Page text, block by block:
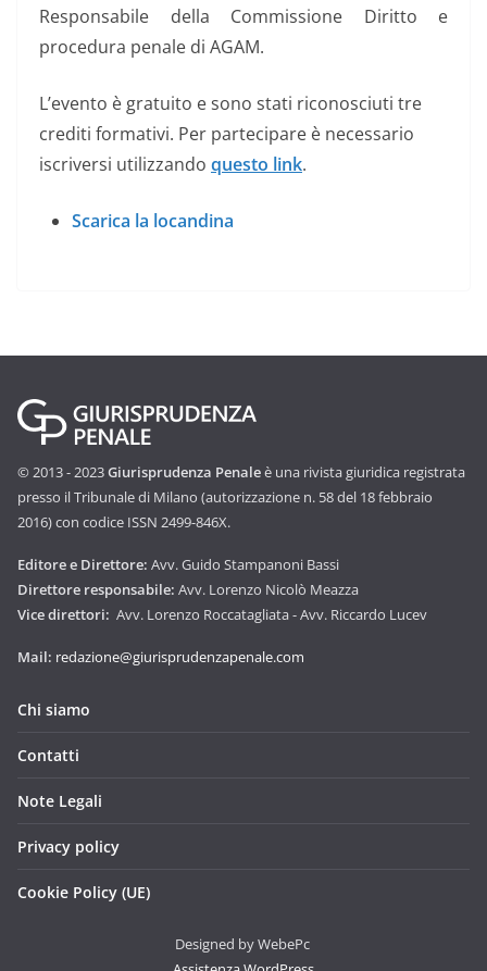
Responsabile della Commissione Diritto e
procedura penale di AGAM.
L’evento è gratuito e sono stati riconosciuti tre
crediti formativi. Per partecipare è necessario
iscriversi utilizzando questo link.
Scarica la locandina
© 2013 - 2023Giurisprudenza Penaleè una rivista giuridica registrata
presso il Tribunale di Milano (autorizzazione n. 58 del 18 febbraio
2016) con codice ISSN 2499-846X.
Editore e Direttore: Avv. Guido Stampanoni Bassi
Direttore responsabile: Avv. Lorenzo Nicolò Meazza
Vice direttori: Avv. Lorenzo Roccatagliata - Avv. Riccardo Lucev
Mail: redazione@giurisprudenzapenale.com
Chi siamo
Contatti
Note Legali
Privacy policy
Cookie Policy (UE)
Designed by WebePc